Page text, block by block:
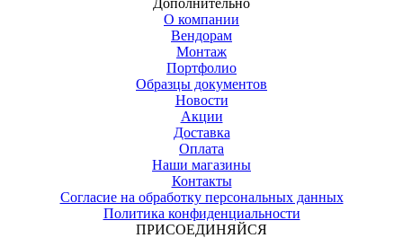
Дополнительно
О компании
Вендорам
Монтаж
Портфолио
Образцы документов
Новости
Акции
Доставка
Оплата
Наши магазины
Контакты
Согласие на обработку персональных данных
Политика конфиденциальности
ПРИСОЕДИНЯЙСЯ